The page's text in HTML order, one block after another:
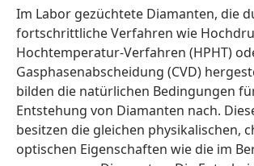
Im Labor gezüchtete Diamanten, die
fortschrittliche Verfahren wie
Hochtemperatur-Verfahren (HPHT)
Gasphasenabscheidung (CVD)
bilden die natürlichen Bedingungen
Entstehung von Diamanten nach.
besitzen die gleichen physikalischen,
optischen Eigenschaften wie die im